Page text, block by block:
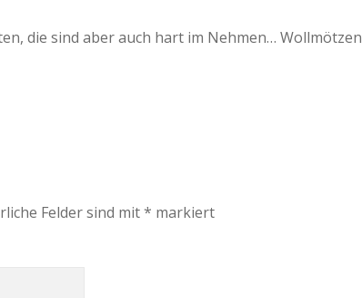
die sind aber auch hart im Nehmen… Wollmötzen
Felder sind mit* markiert